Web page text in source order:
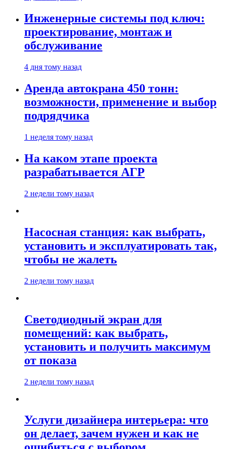
Инженерные системы под ключ:
проектирование, монтаж и
обслуживание
4 дня тому назад
Аренда автокрана 450 тонн:
возможности, применение и выбор
подрядчика
1 неделя тому назад
На каком этапе проекта
разрабатывается АГР
2 недели тому назад
Насосная станция: как выбрать,
установить и эксплуатировать так,
чтобы не жалеть
2 недели тому назад
Светодиодный экран для
помещений: как выбрать,
установить и получить максимум
от показа
2 недели тому назад
Услуги дизайнера интерьера: что
он делает, зачем нужен и как не